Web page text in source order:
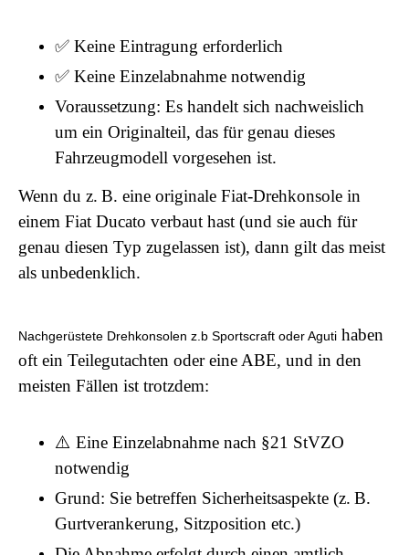
✅ Keine Eintragung erforderlich
✅ Keine Einzelabnahme notwendig
Voraussetzung: Es handelt sich nachweislich
um ein Originalteil, das für genau dieses
Fahrzeugmodell vorgesehen ist.
Wenn du z. B. eine originale Fiat-Drehkonsole in
einem Fiat Ducato verbaut hast (und sie auch für
genau diesen Typ zugelassen ist), dann gilt das meist
als unbedenklich.
Nachgerüstete Drehkonsolen z.b Sportscraft oder Aguti haben
oft ein Teilegutachten oder eine ABE, und in den
meisten Fällen ist trotzdem:
⚠️ Eine Einzelabnahme nach §21 StVZO
notwendig
Grund: Sie betreffen Sicherheitsaspekte (z. B.
Gurtverankerung, Sitzposition etc.)